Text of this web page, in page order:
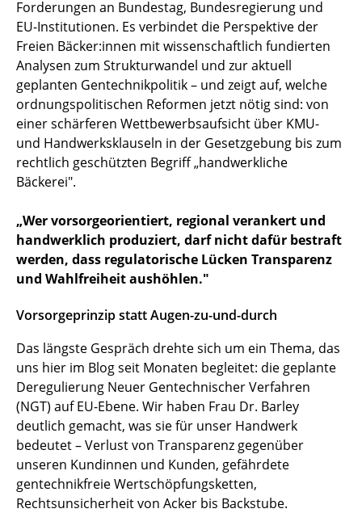
Forderungen an Bundestag, Bundesregierung und
EU-Institutionen. Es verbindet die Perspektive der
Freien Bäcker:innen mit wissenschaftlich fundierten
Analysen zum Strukturwandel und zur aktuell
geplanten Gentechnikpolitik – und zeigt auf, welche
ordnungspolitischen Reformen jetzt nötig sind: von
einer schärferen Wettbewerbsaufsicht über KMU-
und Handwerksklauseln in der Gesetzgebung bis zum
rechtlich geschützten Begriff „handwerkliche
Bäckerei".
„Wer vorsorgeorientiert, regional verankert und
handwerklich produziert, darf nicht dafür bestraft
werden, dass regulatorische Lücken Transparenz
und Wahlfreiheit aushöhlen."
Vorsorgeprinzip statt Augen-zu-und-durch
Das längste Gespräch drehte sich um ein Thema, das
uns hier im Blog seit Monaten begleitet: die geplante
Deregulierung Neuer Gentechnischer Verfahren
(NGT) auf EU-Ebene. Wir haben Frau Dr. Barley
deutlich gemacht, was sie für unser Handwerk
bedeutet – Verlust von Transparenz gegenüber
unseren Kundinnen und Kunden, gefährdete
gentechnikfreie Wertschöpfungsketten,
Rechtsunsicherheit von Acker bis Backstube.